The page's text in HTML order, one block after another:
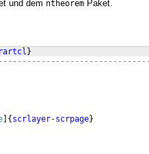
und dem ntheorem Paket.
}
{ scrlayer-scrpage}